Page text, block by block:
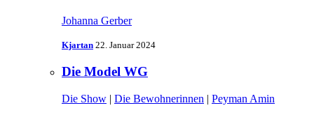
Johanna Gerber
Kjartan 22. Januar 2024
Die Model WG
Die Show | Die Bewohnerinnen | Peyman Amin